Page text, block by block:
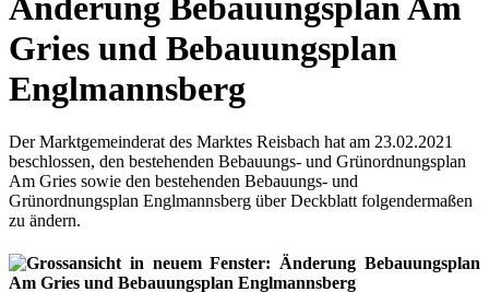
Gries und Bebauungsplan
Englmannsberg
Der Marktgemeinderat des Marktes Reisbach hat am 23.02.2021
beschlossen, den bestehenden Bebauungs- und Grünordnungsplan
Am Gries sowie den bestehenden Bebauungs- und
Grünordnungsplan Englmannsberg über Deckblatt folgendermaßen
zu ändern.